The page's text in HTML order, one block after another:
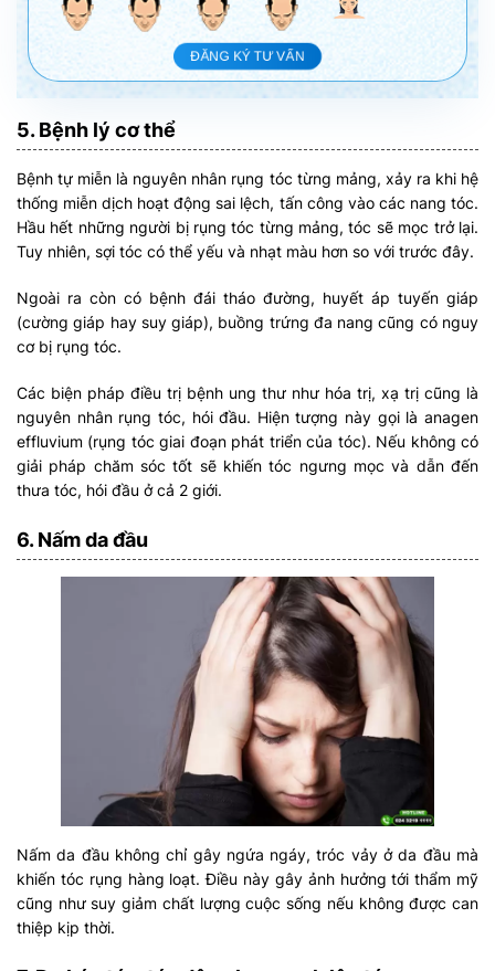
ĐĂNG KÝ TƯ VẤN
5. Bệnh lý cơ thể
Bệnh tự miễn là nguyên nhân rụng tóc từng mảng, xảy ra khi hệ
thống miễn dịch hoạt động sai lệch, tấn công vào các nang tóc.
Hầu hết những người bị rụng tóc từng mảng, tóc sẽ mọc trở lại.
Tuy nhiên, sợi tóc có thể yếu và nhạt màu hơn so với trước đây.
Ngoài ra còn có bệnh đái tháo đường, huyết áp tuyến giáp
(cường giáp hay suy giáp), buồng trứng đa nang cũng có nguy
cơ bị rụng tóc.
Các biện pháp điều trị bệnh ung thư như hóa trị, xạ trị cũng là
nguyên nhân rụng tóc, hói đầu. Hiện tượng này gọi là anagen
effluvium (rụng tóc giai đoạn phát triển của tóc). Nếu không có
giải pháp chăm sóc tốt sẽ khiến tóc ngưng mọc và dẫn đến
thưa tóc, hói đầu ở cả 2 giới.
6. Nấm da đầu
Nấm da đầu không chỉ gây ngứa ngáy, tróc vảy ở da đầu mà
khiến tóc rụng hàng loạt. Điều này gây ảnh hưởng tới thẩm mỹ
cũng như suy giảm chất lượng cuộc sống nếu không được can
thiệp kịp thời.